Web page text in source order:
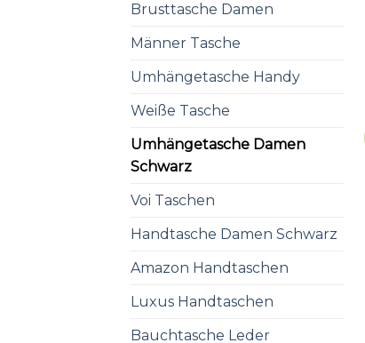
Brusttasche Damen
Männer Tasche
Umhängetasche Handy
Weiße Tasche
Umhängetasche Damen
Schwarz
Voi Taschen
Handtasche Damen Schwarz
Amazon Handtaschen
Luxus Handtaschen
Bauchtasche Leder